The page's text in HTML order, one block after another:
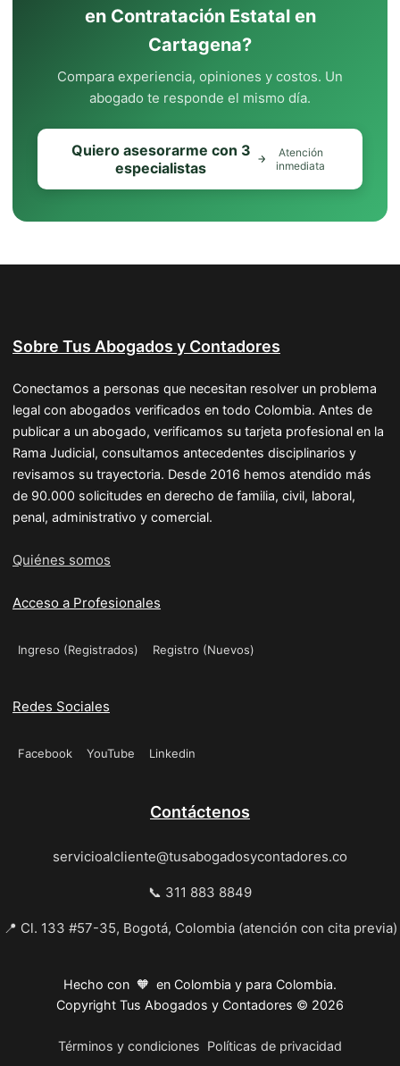
en Contratación Estatal en
Cartagena?
Compara experiencia, opiniones y costos. Un
abogado te responde el mismo día.
Quiero asesorarme con 3
especialistas
Atención
inmediata
Sobre Tus Abogados y Contadores
Conectamos a personas que necesitan resolver un problema
legal con abogados verificados en todo Colombia. Antes de
publicar a un abogado, verificamos su tarjeta profesional en la
Rama Judicial, consultamos antecedentes disciplinarios y
revisamos su trayectoria. Desde 2016 hemos atendido más
de 90.000 solicitudes en derecho de familia, civil, laboral,
penal, administrativo y comercial.
Quiénes somos
Acceso a Profesionales
Ingreso (Registrados) Registro (Nuevos)
Redes Sociales
Facebook YouTube Linkedin
Contáctenos
servicioalcliente@tusabogadosycontadores.co
📞 311 883 8849
📍 Cl. 133 #57-35, Bogotá, Colombia (atención con cita previa)
Hecho con 🧡 en Colombia y para Colombia.
Copyright Tus Abogados y Contadores © 2026
Términos y condiciones Políticas de privacidad